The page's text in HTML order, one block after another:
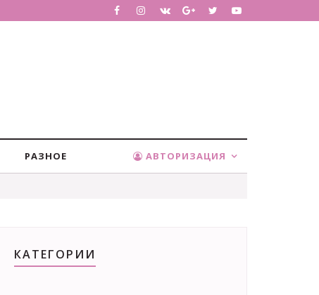
РАЗНОЕ АВТОРИЗАЦИЯ
КАТЕГОРИИ